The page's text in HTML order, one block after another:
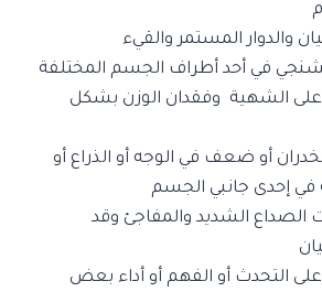
والدوار المستمر والقيء
في أحد أطراف الجسم المختلفة
على الشهية وفقدان الوزن بشكل
أو ضعف في الوجه أو الذراع أو
في إحدى جانبي الجسم
الصداع الشديد والمفاجئ وقد
على التحدث أو الفهم أو أداء بعض